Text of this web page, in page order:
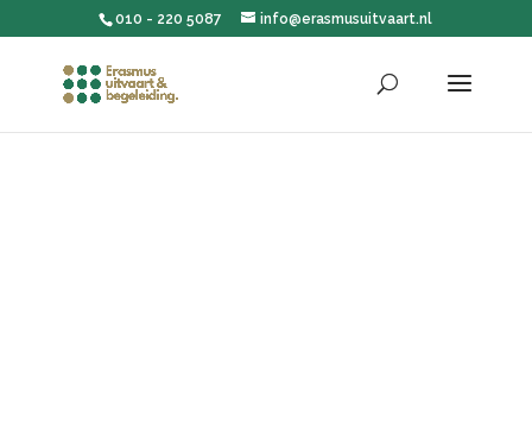
010 - 220 5087 info@erasmusuitvaart.nl